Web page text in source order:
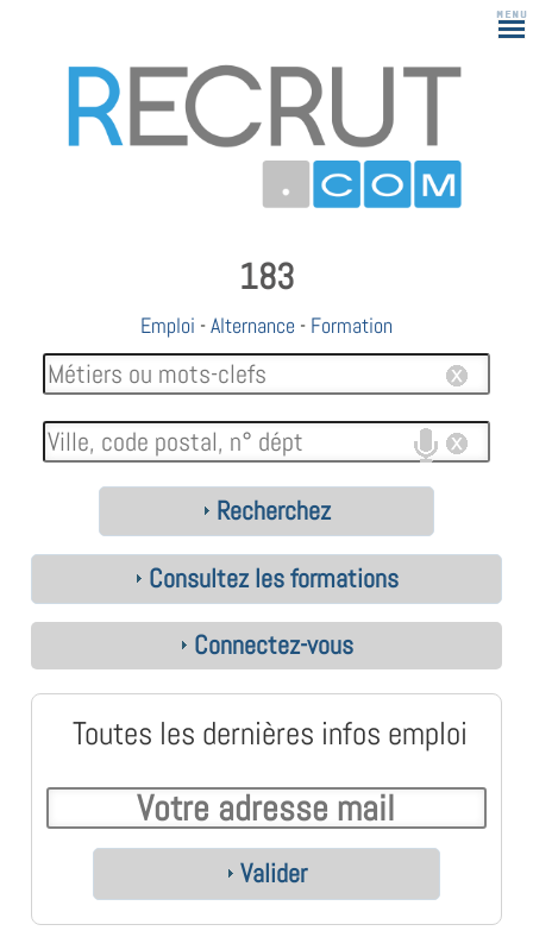
183
Emploi -Alternance - Formation
Recherchez
Consultez les formations
Connectez-vous
Toutes les dernières infos emploi
Valider